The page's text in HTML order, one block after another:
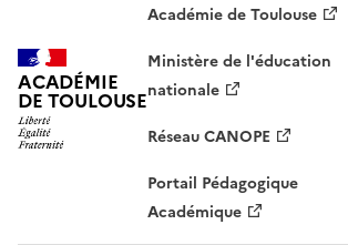
ACADÉMIE
DE TOULOUSE
Académie de Toulouse
Ministère de l'éducation
nationale
Réseau CANOPE
Portail Pédagogique
Académique